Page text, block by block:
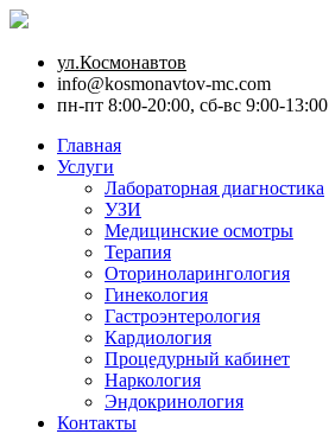
ул.Космонавтов
info@kosmonavtov-mc.com
пн-пт 8:00-20:00, сб-вс 9:00-13:00
Главная
Услуги
Лабораторная диагностика
УЗИ
Медицинские осмотры
Терапия
Оториноларингология
Гинекология
Гастроэнтерология
Кардиология
Процедурный кабинет
Наркология
Эндокринология
Контакты